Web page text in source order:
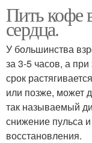
Пить кофе
сердца.
У большинства
за 3-5 часов, а
срок
или позже, может
так называемый
снижение пульса
восстановления.